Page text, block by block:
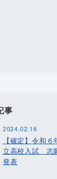
事
2024.02.16
【確定】令和
立高校入試 志
発表